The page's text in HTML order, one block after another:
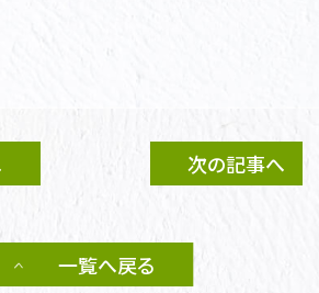
一覧へ戻る
次の記事へ